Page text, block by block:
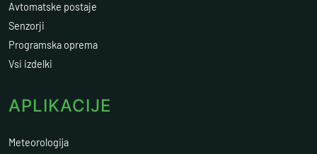
Avtomatske postaje
Senzorji
Programska oprema
Vsi izdelki
APLIKACIJE
Meteorologija